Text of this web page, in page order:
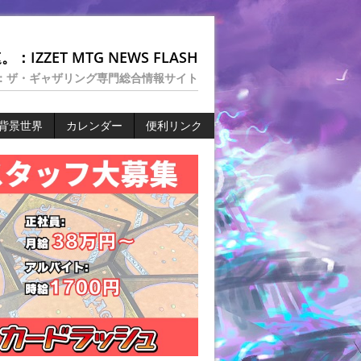
：IZZET MTG NEWS FLASH
ザ・ギャザリング専門総合情報サイト
景世界 カレンダー 便利リンク